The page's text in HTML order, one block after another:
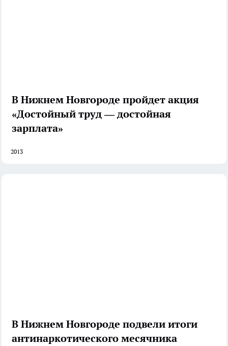
В Нижнем Новгороде пройдет акция
«Достойный труд — достойная
зарплата»
2013
В Нижнем Новгороде подвели итоги
антинаркотического месячника